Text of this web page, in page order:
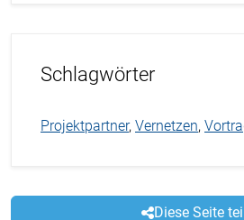
Schlagwörter
Projektpartner, Vernetzen,
Diese Seite